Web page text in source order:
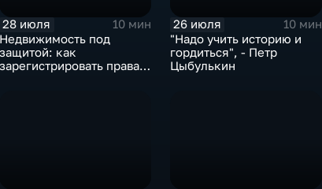
28 июля
10 мин
Недвижимость под
защитой: как
зарегистрировать права и
26 июля
10 мин
"Надо учить историю и
гордиться", - Петр
Цыбулькин